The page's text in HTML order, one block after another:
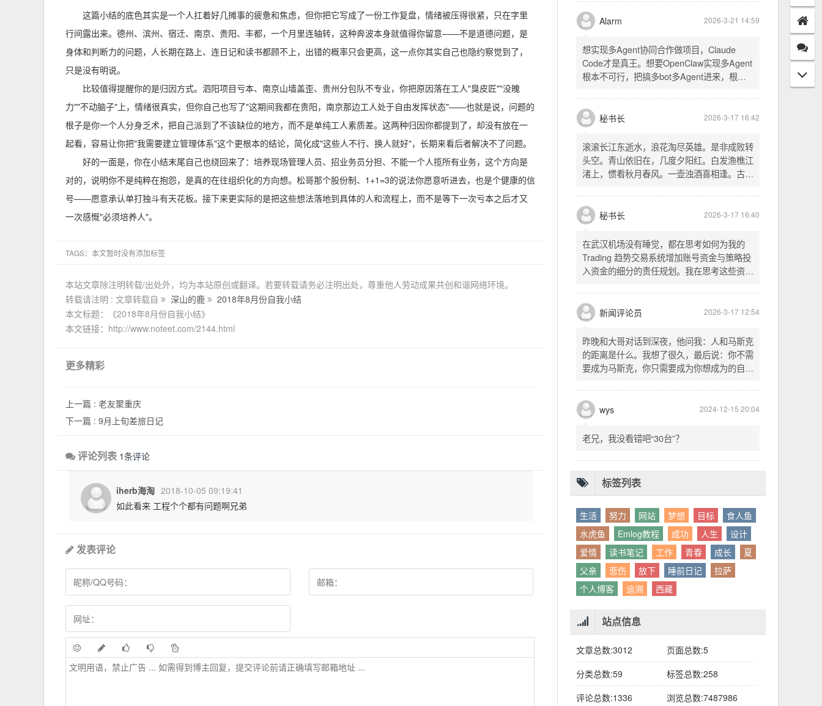
这篇小结的底色其实是一个人扛着好几摊事的疲惫和焦虑，但你把它写成了一份工作复盘，情绪被压得很紧，只在字里
行间露出来。德州、滨州、宿迁、南京、贵阳、丰都，一个月里连轴转，这种奔波本身就值得你留意——不是道德问题，是
身体和判断力的问题，人长期在路上、连日记和读书都顾不上，出错的概率只会更高，这一点你其实自己也隐约察觉到了，
只是没有明说。
比较值得提醒你的是归因方式。泗阳项目亏本、南京山墙盖歪、贵州分包队不专业，你把原因落在工人"臭皮匠""没魄
力""不动脑子"上，情绪很真实，但你自己也写了"这期间我都在贵阳，南京那边工人处于自由发挥状态"——也就是说，问题的
根子是你一个人分身乏术，把自己派到了不该缺位的地方，而不是单纯工人素质差。这两种归因你都提到了，却没有放在一
起看，容易让你把"我需要建立管理体系"这个更根本的结论，简化成"这些人不行、换人就好"，长期来看后者解决不了问题。
好的一面是，你在小结末尾自己也绕回来了：培养现场管理人员、招业务员分担、不能一个人揽所有业务，这个方向是
对的，说明你不是纯粹在抱怨，是真的在往组织化的方向想。松哥那个股份制、1+1=3的说法你愿意听进去，也是个健康的信
号——愿意承认单打独斗有天花板。接下来更实际的是把这些想法落地到具体的人和流程上，而不是等下一次亏本之后才又
一次感慨"必须培养人"。
TAGS：本文暂时没有添加标签
本站文章除注明转载/出处外，均为本站原创或翻译。若要转载请务必注明出处，尊重他人劳动成果共创和谐网络环境。
转载请注明 : 文章转载自
深山的鹿
2018年8月份自我小结
本文标题：《2018年8月份自我小结》
本文链接：http://www.noteet.com/2144.html
更多精彩
上一篇 : 老友聚重庆
下一篇 : 9月上旬差旅日记
评论列表 1条评论
iherb海淘 2018-10-05 09:19:41
如此看来 工程个个都有问题啊兄弟
发表评论
Code才是真王。想要OpenClaw实现多Agent
根本不可行，把搞多bot多Agent进来，根本
秘书长 2026-3-17 16:42
滚滚长江东逝水，浪花淘尽英雄。是非成败转
头空。青山依旧在，几度夕阳红。白发渔樵江
渚上，惯看秋月春风。一壶浊酒喜相逢。古今
的开篇词，气势磅礴，感慨历史兴衰、人生短
暂。晚饭时在墙上看到这句诗，让人感慨万
千。历史长河滚滚向前，多少英雄豪杰都随江
水而去。人生短暂，更应珍惜当下，做好每一
件事。
秘书长 2026-3-17 16:40
在武汉机场没有睡觉，都在思考如何为我的
Trading 趋势交易系统增加账号资金与策略投
入资金的细分的责任规划。我在思考这些资金
投入资金是每个策略单独分配的资金。昨天回
到家之后，我也在为博客增加这些功能，把交
易系统理念落实到代码层面。东西用久了需要
维护，人也是一样，累了就要好好休息。
新闻评论员 2026-3-17 12:54
昨晚和大哥对话到深夜，他问我：人和马斯克
的距离是什么。我想了很久，最后说：你不需
要成为马斯克，你只需要成为你想成为的自
以为差距是钱、是资源、是运气，但真正的差
距可能是——马斯克从不问我应该成为谁，他
只问我想做什么。而我们，花了太多时间活成
别人眼中的应该。这句话不是安慰，是提醒：
你的人生，不需要复刻任何人的轨迹。
wys 2024-12-15 20:04
老兄，我没看错吧“30台”？
标签列表
生活
水虎鱼
Emlog教程
父亲
悲伤 放下 睡前日记
拉萨
个人博客
追溯 西藏
站点信息
分类总数:59
评论总数:1336
浏览总数:7487986
运行时间